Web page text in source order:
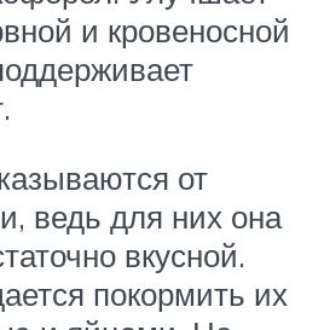
и кровеносной
от
ведь для них она
вкусной.
покормить их